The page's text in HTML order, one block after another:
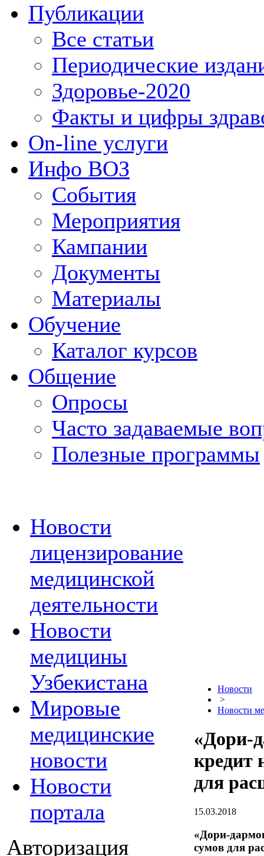
Публикации
Все статьи
Периодические
Здоровье-2020
Факты и цифры
On-line услуги
Инфо ВОЗ
События
Мероприятия
Кампании
Документы
Материалы
Обучение
Каталог курсов
Общение
Опросы
Часто задаваемые
Полезные программы
Новости
лицензирование
медицинской
деятельности
Новости
медицины
Узбекистана
Мировые
медицинские
новости
Новости
портала
Авторизация
Новости
>
Новости
«Дори-
кредит
для
15.03.2018
«Дори-
сумов для